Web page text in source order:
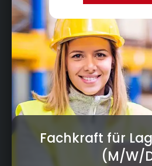
Fachkraft für
(M/W/